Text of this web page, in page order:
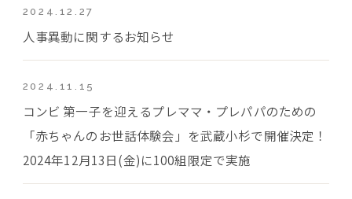
2024.12.27
人事異動に関するお知らせ
2024.11.15
コンビ 第一子を迎えるプレママ・プレパパのための
「赤ちゃんのお世話体験会」を武蔵小杉で開催決定！
2024年12月13日(金)に100組限定で実施